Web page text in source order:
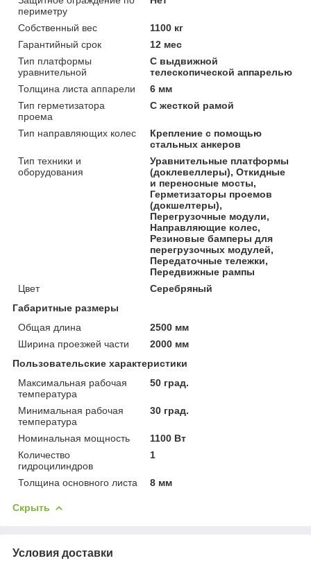
периметру
Собственный вес
1100 кг
Гарантийный срок
12 мес
Тип платформы
уравнительной
С выдвижной
телескопической аппарелью
Толщина листа аппарели
6 мм
Тип герметизатора
проема
С жесткой рамой
Тип направляющих колес
Крепление с помощью
стальных анкеров
Тип техники и
оборудования
Уравнительные платформы
(доклевеллеры), Откидные
и переносные мосты,
Герметизаторы проемов
(докшелтеры),
Перегрузочные модули,
Направляющие колес,
Резиновые бамперы для
перегрузочных модулей,
Передаточные тележки,
Передвижные рампы
Цвет
Серебряный
Габаритные размеры
Общая длина
2500 мм
Ширина проезжей части
2000 мм
Пользовательские характеристики
Максимальная рабочая
температура
50 град.
Минимальная рабочая
температура
30 град.
Номинальная мощность
1100 Вт
Количество
гидроцилиндров
1
Толщина основного листа 8 мм
Скрыть
Условия доставки